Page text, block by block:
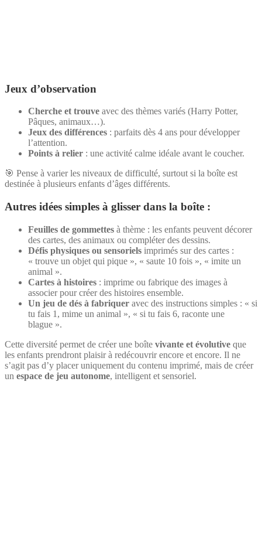
Jeux d’observation
Cherche et trouve avec des thèmes variés (Harry Potter,
Pâques, animaux…).
Jeux des différences : parfaits dès 4 ans pour développer
l’attention.
Points à relier : une activité calme idéale avant le coucher.
🎯 Pense à varier les niveaux de difficulté, surtout si la boîte est
destinée à plusieurs enfants d’âges différents.
Autres idées simples à glisser dans la boîte :
Feuilles de gommettes à thème : les enfants peuvent décorer
des cartes, des animaux ou compléter des dessins.
Défis physiques ou sensoriels imprimés sur des cartes :
« trouve un objet qui pique », « saute 10 fois », « imite un
animal ».
Cartes à histoires : imprime ou fabrique des images à
associer pour créer des histoires ensemble.
Un jeu de dés à fabriquer avec des instructions simples : « si
tu fais 1, mime un animal », « si tu fais 6, raconte une
blague ».
Cette diversité permet de créer une boîte vivante et évolutive que
les enfants prendront plaisir à redécouvrir encore et encore. Il ne
s’agit pas d’y placer uniquement du contenu imprimé, mais de créer
un espace de jeu autonome, intelligent et sensoriel.